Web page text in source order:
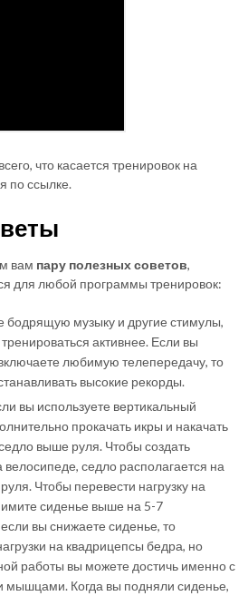
что касается тренировок на
по ссылке.
вам пару полезных советов,
для любой программы тренировок:
бодрящую музыку и другие стимулы,
активнее. Если вы
любимую телепередачу, то
высокие рекорды.
вы используете вертикальный
прокачать икры и накачать
выше руля. Чтобы создать
седло располагается на
Чтобы перевести нагрузку на
сиденье выше на 5-7
вы снижаете сиденье, то
на квадрицепсы бедра, но
работы вы можете достичь именно с
мышцами. Когда вы подняли сиденье,